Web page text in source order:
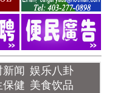
新闻 娱乐八卦
保健 美食饮品